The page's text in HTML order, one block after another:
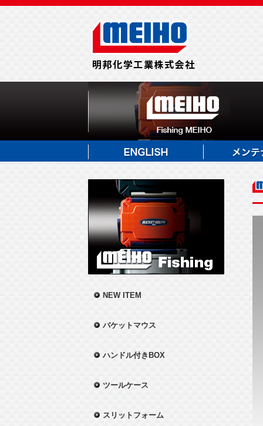
NEW ITEM
バケットマウス
ハンドル付きBOX
ツールケース
スリットフォーム